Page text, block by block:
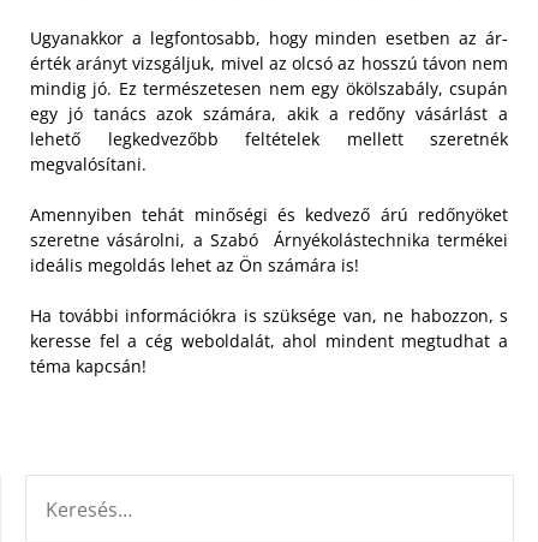
Ugyanakkor a legfontosabb, hogy minden esetben az ár-
érték arányt vizsgáljuk, mivel az olcsó az hosszú távon nem
mindig jó. Ez természetesen nem egy ökölszabály, csupán
egy jó tanács azok számára, akik a redőny vásárlást a
lehető legkedvezőbb feltételek mellett szeretnék
megvalósítani.
Amennyiben tehát minőségi és kedvező árú redőnyöket
szeretne vásárolni, a Szabó Árnyékolástechnika termékei
ideális megoldás lehet az Ön számára is!
Ha további információkra is szüksége van, ne habozzon, s
keresse fel a cég weboldalát, ahol mindent megtudhat a
téma kapcsán!